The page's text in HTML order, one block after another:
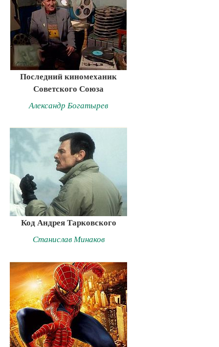
Последний киномеханик
Советского Союза
Александр Богатырев
Код Андрея Тарковского
Станислав Минаков